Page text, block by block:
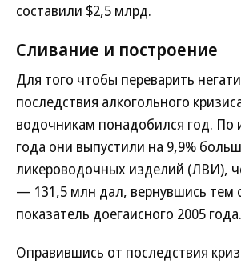
составили $2,5 млрд.
Сливание и построение
Для того чтобы переварить
последствия алкогольного
водочникам понадобился год. По
года они выпустили на 9,9%
ликероводочных изделий (ЛВИ),
— 131,5 млн дал, вернувшись тем
показатель доегаисного 2005 года.
Оправившись от последствия